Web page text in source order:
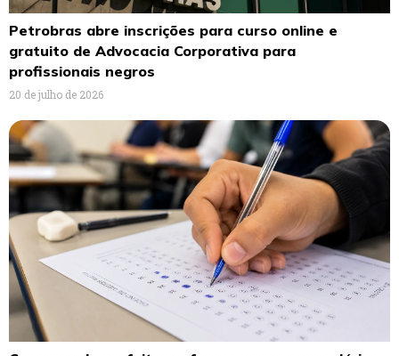
Petrobras abre inscrições para curso online e
gratuito de Advocacia Corporativa para
profissionais negros
20 de julho de 2026